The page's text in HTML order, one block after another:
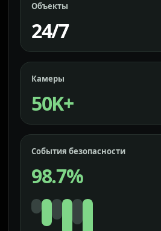
Объекты
24/7
Камеры
50K+
События безопасности
98.7%